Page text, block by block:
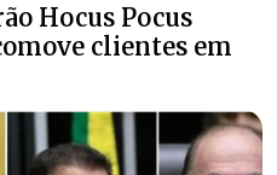
Hocus Pocus
clientes em